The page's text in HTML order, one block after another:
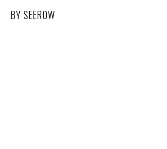
BY SEEROW